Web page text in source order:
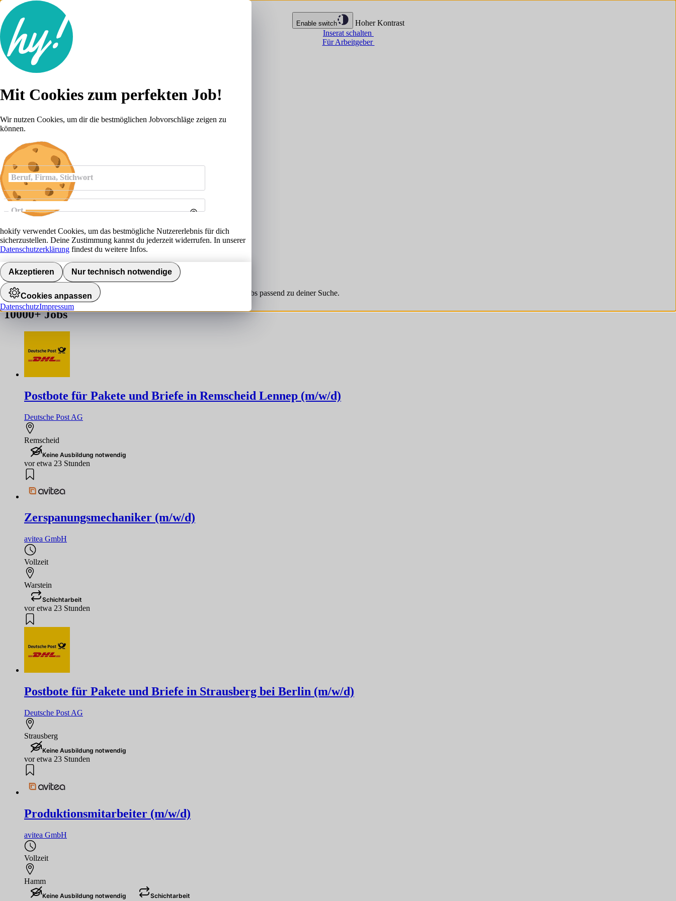
Enable switch
Hoher Kontrast
Inserat schalten
Für Arbeitgeber
Lebenslauf
Anmelden
Beruf, Firma, Stichwort
Ort
Jobs finden
Job nicht gefunden!
Die gesuchte Stelle ist leider nicht mehr verfügbar. Hier findest du ähnliche Jobs passend zu deiner Suche.
10000+Jobs
Postbote für Pakete und Briefe in Remscheid Lennep (m/w/d)
Deutsche Post AG
Remscheid
Keine Ausbildung notwendig
vor etwa 23 Stunden
Zerspanungsmechaniker (m/w/d)
avitea GmbH
Vollzeit
Warstein
Schichtarbeit
vor etwa 23 Stunden
Postbote für Pakete und Briefe in Strausberg bei Berlin (m/w/d)
Deutsche Post AG
Strausberg
Keine Ausbildung notwendig
vor etwa 23 Stunden
Produktionsmitarbeiter (m/w/d)
avitea GmbH
Vollzeit
Hamm
Keine Ausbildung notwendig Schichtarbeit
Mit Cookies zum perfekten Job!
Wir nutzen Cookies, um dir die bestmöglichen Jobvorschläge zeigen zu
können.
hokify verwendet Cookies, um das bestmögliche Nutzererlebnis für dich
sicherzustellen. Deine Zustimmung kannst du jederzeit widerrufen. In unserer
Datenschutzerklärung findest du weitere Infos.
Akzeptieren Nur technisch notwendige
Cookies anpassen
DatenschutzImpressum